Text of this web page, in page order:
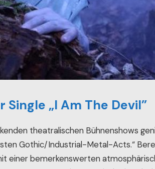
Single „I Am The Devil”
theatralischen Bühnenshows
Gothic/Industrial-Metal-Acts.“
einer bemerkenswerten